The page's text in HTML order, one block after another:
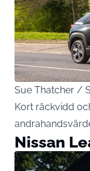
Sue Thatcher /
Kort räckvidd
Nissan